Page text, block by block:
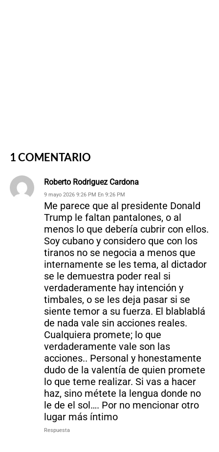
1 COMENTARIO
Roberto Rodriguez Cardona
9 mayo 2026 9:26 PM En 9:26 PM
Me parece que al presidente Donald
Trump le faltan pantalones, o al
menos lo que debería cubrir con ellos.
Soy cubano y considero que con los
tiranos no se negocia a menos que
internamente se les tema, al dictador
se le demuestra poder real si
verdaderamente hay intención y
timbales, o se les deja pasar si se
siente temor a su fuerza. El blablablá
de nada vale sin acciones reales.
Cualquiera promete; lo que
verdaderamente vale son las
acciones.. Personal y honestamente
dudo de la valentía de quien promete
lo que teme realizar. Si vas a hacer
haz, sino métete la lengua donde no
le de el sol…. Por no mencionar otro
lugar más íntimo
Respuesta